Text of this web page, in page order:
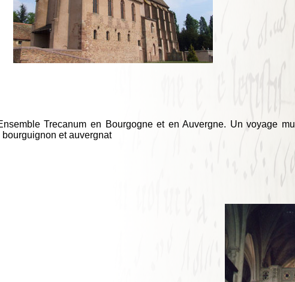
Trecanum en Bourgogne et en Auvergne. Un voyage
et auvergnat